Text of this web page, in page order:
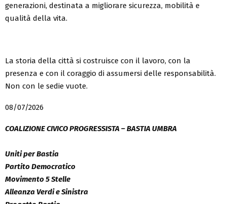
generazioni, destinata a migliorare sicurezza, mobilità e
qualità della vita.
La storia della città si costruisce con il lavoro, con la
presenza e con il coraggio di assumersi delle responsabilità.
Non con le sedie vuote.
08/07/2026
COALIZIONE CIVICO PROGRESSISTA – BASTIA UMBRA
Uniti per Bastia
Partito Democratico
Movimento 5 Stelle
Alleanza Verdi e Sinistra